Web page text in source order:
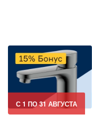
С 1 ПО 31 АВГУСТА